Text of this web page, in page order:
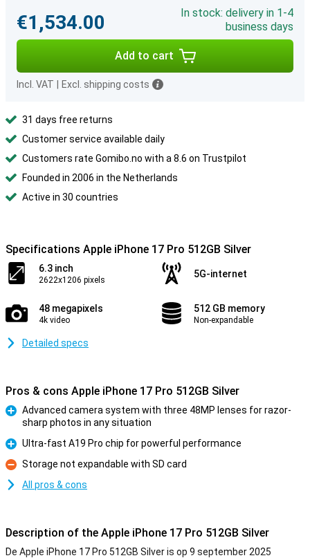
€1,534.00
In stock: delivery in 1-4
business days
Add to cart
Incl. VAT Excl. shipping costs
31 days free returns
Customer service available daily
Customers rate Gomibo.no with a 8.6 on Trustpilot
Founded in 2006 in the Netherlands
Active in 30 countries
Specifications Apple iPhone 17 Pro 512GB Silver
6.3 inch
2622x1206 pixels
5G-internet
48 megapixels
4k video
512 GB memory
Non-expandable
Detailed specs
Pros & cons Apple iPhone 17 Pro 512GB Silver
Advanced camera system with three 48MP lenses for razor-
sharp photos in any situation
Pro
Ultra-fast A19 Pro chip for powerful performance
Con
Storage not expandable with SD card
All pros & cons
Description of the Apple iPhone 17 Pro 512GB Silver
De Apple iPhone 17 Pro 512GB Silver is op 9 september 2025